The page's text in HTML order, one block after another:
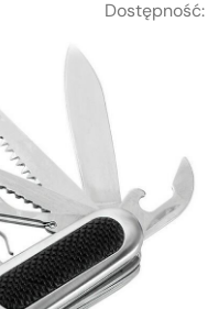
Dostępność: